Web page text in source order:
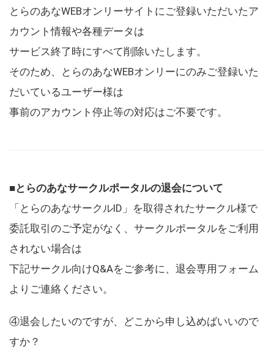
とらのあなWEBオンリーサイトにご登録いただいたア
カウント情報や各種データは
サービス終了時にすべて削除いたします。
そのため、とらのあなWEBオンリーにのみご登録いた
だいているユーザー様は
事前のアカウント停止等の対応はご不要です。
■とらのあなサークルポータルの退会について
「とらのあなサークルID」を取得されたサークル様で
委託取引のご予定がなく、サークルポータルをご利用
されない場合は
下記サークル向けQ&Aをご参考に、退会専用フォーム
よりご連絡ください。
④退会したいのですが、どこから申し込めばいいので
すか？